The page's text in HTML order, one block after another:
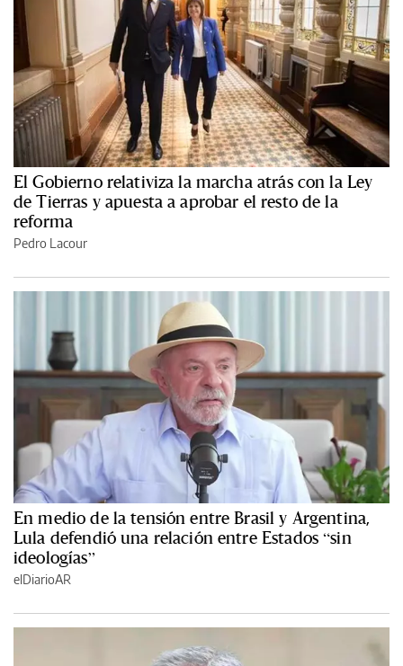
El Gobierno relativiza la marcha atrás con la Ley
de Tierras y apuesta a aprobar el resto de la
reforma
Pedro Lacour
En medio de la tensión entre Brasil y Argentina,
Lula defendió una relación entre Estados “sin
ideologías”
elDiarioAR